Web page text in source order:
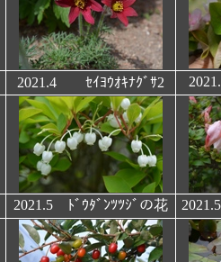
2021.4 ｾｲﾖｳｵｷﾅｸﾞｻ2
2021.5 ﾄﾞｳﾀﾞﾝﾂﾂｼﾞの花